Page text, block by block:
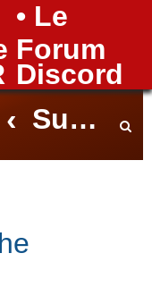
• Le
Forum
Discord
Sujets actifs